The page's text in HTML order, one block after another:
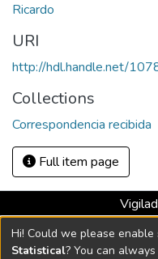
Ricardo
URI
http://hdl.handle.net/
Collections
Correspondencia recibida
Full item page
Universidad con
Hi! Could we please
Statistical? You can